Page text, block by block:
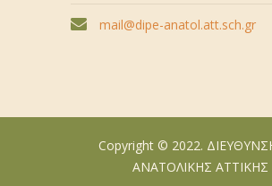
mail@dipe-anatol.att.sch.gr
Copyright © 2022.
ΑΝΑΤΟΛΙΚΗΣ ΑΤΤΙΚΗΣ